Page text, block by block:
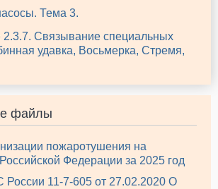
Тема 3.
Связывание специальных
удавка, Восьмерка, Стремя,
файлы
пожаротушения на
Федерации за 2025 год
11-7-605 от 27.02.2020 О